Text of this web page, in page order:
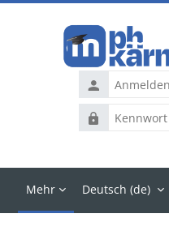
Anmeldename
Kennwort
Mehr Deutsch ‎(de)‎